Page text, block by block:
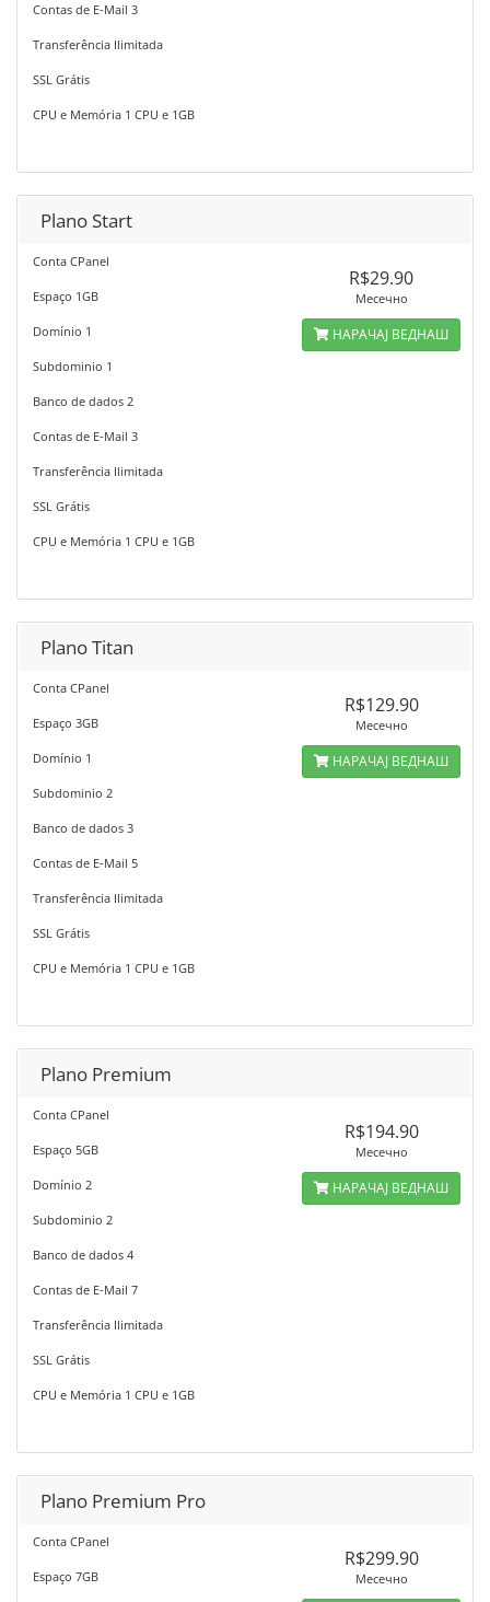
Contas de E-Mail 3
Transferência Ilimitada
SSL Grátis
CPU e Memória 1 CPU e 1GB
Plano Start
Conta CPanel
Espaço 1GB
Domínio 1
Subdominio 1
Banco de dados 2
Contas de E-Mail 3
Transferência Ilimitada
SSL Grátis
CPU e Memória 1 CPU e 1GB
R$29.90
Месечно
НАРАЧАЈ ВЕДНАШ
Plano Titan
Conta CPanel
Espaço 3GB
Domínio 1
Subdominio 2
Banco de dados 3
Contas de E-Mail 5
Transferência Ilimitada
SSL Grátis
CPU e Memória 1 CPU e 1GB
R$129.90
Месечно
НАРАЧАЈ ВЕДНАШ
Plano Premium
Conta CPanel
Espaço 5GB
Domínio 2
Subdominio 2
Banco de dados 4
Contas de E-Mail 7
Transferência Ilimitada
SSL Grátis
CPU e Memória 1 CPU e 1GB
R$194.90
Месечно
НАРАЧАЈ ВЕДНАШ
Plano Premium Pro
Conta CPanel
Espaço 7GB
R$299.90
Месечно